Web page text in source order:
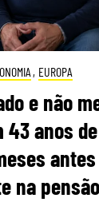
, EUROPA
e não
anos
na